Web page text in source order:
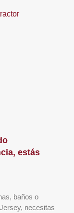
estás
baños o
necesitas